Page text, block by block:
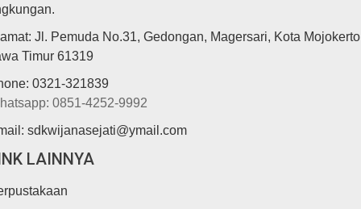
Jl. Pemuda No.31, Gedongan, Magersari, Kota
Timur 61319
0321-321839
0851-4252-9992
sdkwijanasejati@ymail.com
LAINNYA